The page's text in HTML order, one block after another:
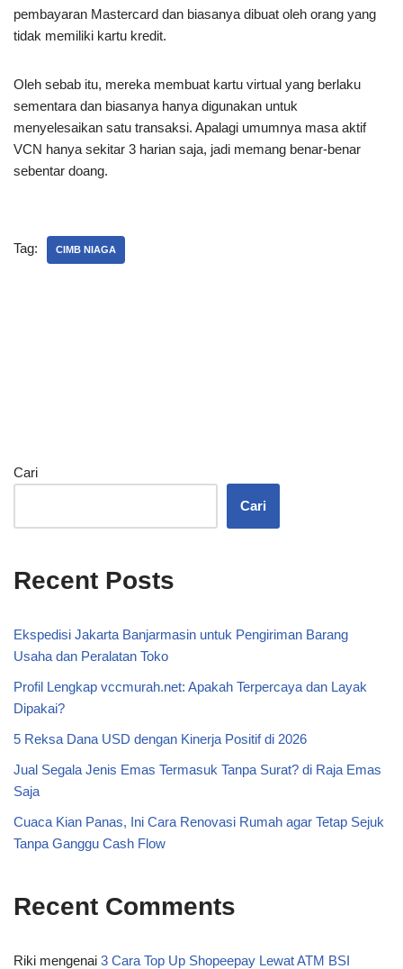
pembayaran Mastercard dan biasanya dibuat oleh orang yang
tidak memiliki kartu kredit.
Oleh sebab itu, mereka membuat kartu virtual yang berlaku
sementara dan biasanya hanya digunakan untuk
menyelesaikan satu transaksi. Apalagi umumnya masa aktif
VCN hanya sekitar 3 harian saja, jadi memang benar-benar
sebentar doang.
Tag: CIMB NIAGA
Cari
Cari
Recent Posts
Ekspedisi Jakarta Banjarmasin untuk Pengiriman Barang
Usaha dan Peralatan Toko
Profil Lengkap vccmurah.net: Apakah Terpercaya dan Layak
Dipakai?
5 Reksa Dana USD dengan Kinerja Positif di 2026
Jual Segala Jenis Emas Termasuk Tanpa Surat? di Raja Emas
Saja
Cuaca Kian Panas, Ini Cara Renovasi Rumah agar Tetap Sejuk
Tanpa Ganggu Cash Flow
Recent Comments
Riki mengenai 3 Cara Top Up Shopeepay Lewat ATM BSI